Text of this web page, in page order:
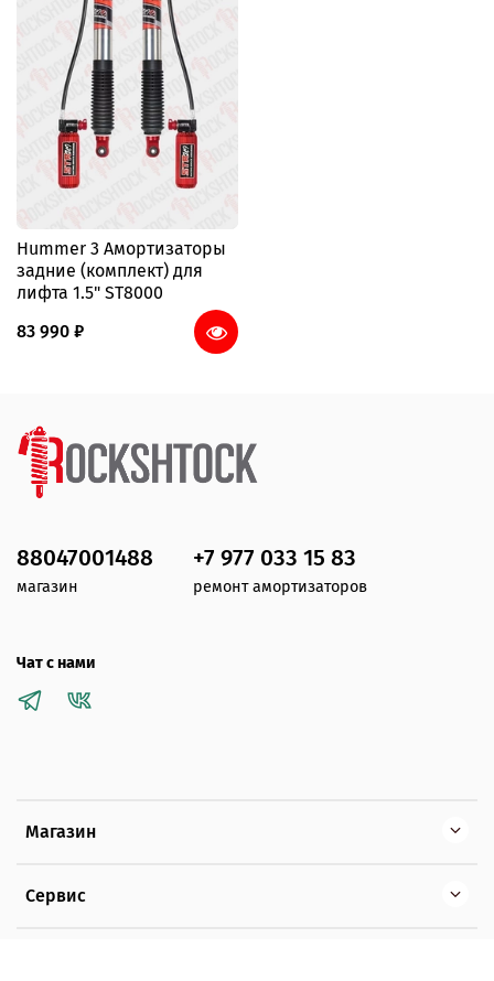
Hummer 3 Амортизаторы
задние (комплект) для
лифта 1.5" ST8000
83 990 ₽
Магазин
Сервис
88047001488
магазин
+7 977 033 15 83
ремонт амортизаторов
Чат с нами